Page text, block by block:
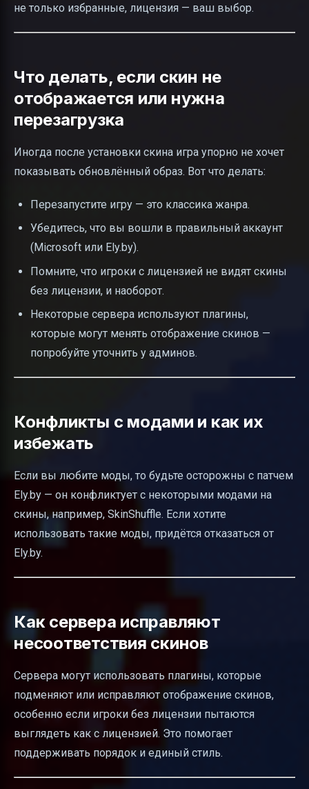
не только избранные, лицензия — ваш выбор.
Что делать, если скин не
отображается или нужна
перезагрузка
Иногда после установки скина игра упорно не хочет
показывать обновлённый образ. Вот что делать:
Перезапустите игру — это классика жанра.
Убедитесь, что вы вошли в правильный аккаунт
(Microsoft или Ely.by).
Помните, что игроки с лицензией не видят скины
без лицензии, и наоборот.
Некоторые сервера используют плагины,
которые могут менять отображение скинов —
попробуйте уточнить у админов.
Конфликты с модами и как их
избежать
Если вы любите моды, то будьте осторожны с патчем
Ely.by — он конфликтует с некоторыми модами на
скины, например, SkinShuffle. Если хотите
использовать такие моды, придётся отказаться от
Ely.by.
Как сервера исправляют
несоответствия скинов
Сервера могут использовать плагины, которые
подменяют или исправляют отображение скинов,
особенно если игроки без лицензии пытаются
выглядеть как с лицензией. Это помогает
поддерживать порядок и единый стиль.